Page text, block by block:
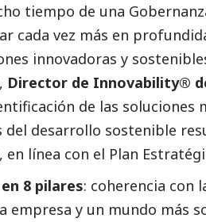
tiempo de una
cada vez más en
innovadoras y
, Director de Innovability®
de las
desarrollo sostenible
en línea con el Plan
8 pilares: coherencia con
empresa y un mundo más